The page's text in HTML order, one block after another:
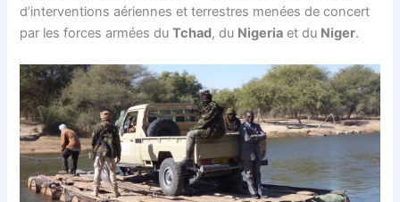
d’interventions aériennes et terrestres menées de concert
par les forces armées duTchad, du Nigeria et du Niger.